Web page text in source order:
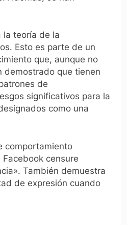
la teoría de la
Esto es parte de un
que, aunque no
demostrado que tienen
de
significativos para la
como una
comportamiento
censure
También demuestra
de expresión cuando